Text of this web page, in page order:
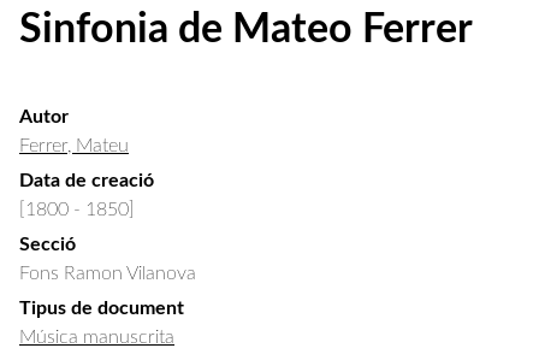
Sinfonia de Mateo Ferrer
Autor
Ferrer, Mateu
Data de creació
[1800 - 1850]
Secció
Fons Ramon Vilanova
Tipus de document
Música manuscrita